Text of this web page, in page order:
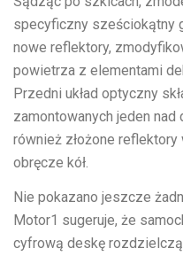
specyficzny sześciokątny
nowe reflektory,
powietrza z elementami
Przedni układ optyczny
zamontowanych jeden nad
również złożone
obręcze kół.
Nie pokazano jeszcze
Motor1 sugeruje, że
cyfrową deskę